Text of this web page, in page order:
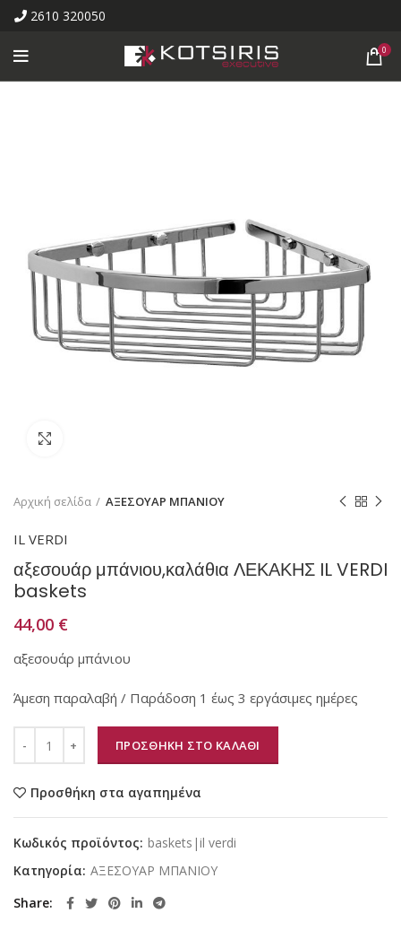
2610 320050
0
Αρχική σελίδα ΑΞΕΣΟΥΑΡ ΜΠΑΝΙΟΥ
IL VERDI
αξεσουάρ μπάνιου,καλάθια ΛΕΚΑΚΗΣ IL VERDI
baskets
44,00 €
αξεσουάρ μπάνιου
Άμεση παραλαβή / Παράδοση 1 έως 3 εργάσιμες ημέρες
ΠΡΟΣΘΗΚΗ ΣΤΟ ΚΑΛΑΘΙ
Προσθήκη στα αγαπημένα
Κωδικός προϊόντος: baskets|il verdi
Κατηγορία: ΑΞΕΣΟΥΑΡ ΜΠΑΝΙΟΥ
Share